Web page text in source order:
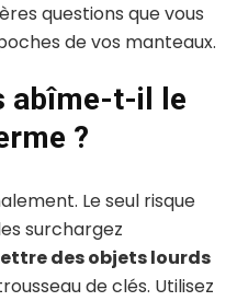
questions que vous
de vos manteaux.
abîme-t-il le
?
Le seul risque
surchargez
des objets lourds
de clés. Utilisez